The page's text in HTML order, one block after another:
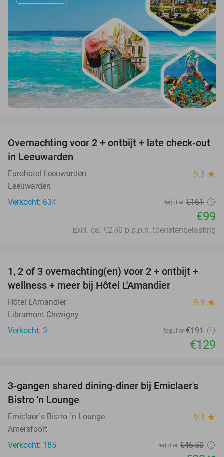
39%
Overnachting voor 2 + ontbijt + late check-out
in Leeuwarden
Eurohotel Leeuwarden 9.3 star
Leeuwarden
Verkocht: 634
Regulier €161
€99
Excl. ca. €2,50 p.p.p.n. toeristenbelasting
32%
TODAY
1, 2 of 3 overnachting(en) voor 2 + ontbijt +
wellness + meer bij Hôtel L'Amandier
Hôtel L'Amandier 9.9 star
Libramont-Chevigny
Verkocht: 3
Regulier €191
€129
48%
3-gangen shared dining-diner bij Emiclaer's
Bistro 'n Lounge
Emiclaer´s Bistro ´n Lounge 9.3 star
Amersfoort
Verkocht: 185
Regulier €46,50